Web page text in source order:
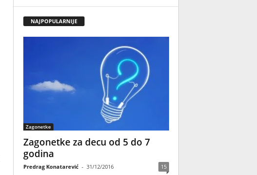
NAJPOPULARNIJE
Zagonetke
Zagonetke za decu od 5 do 7
godina
Predrag Konatarević - 31/12/2016 15